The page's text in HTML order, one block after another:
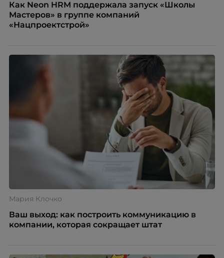
Как Neon HRM поддержала запуск «Школы
Мастеров» в группе компаний
«Нацпроектстрой»
Мария Клочко
Ваш выход: как построить коммуникацию в
компании, которая сокращает штат